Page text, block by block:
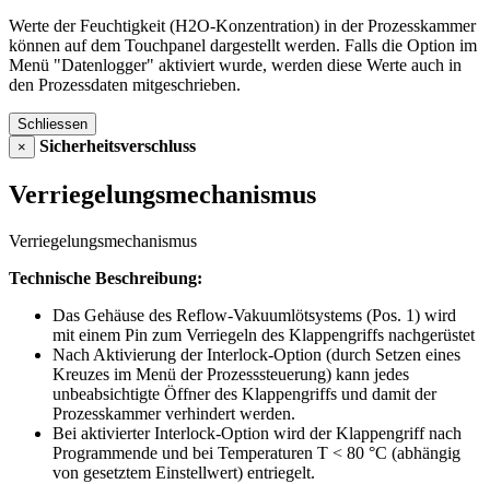
Werte der Feuchtigkeit (H2O-Konzentration) in der Prozesskammer
können auf dem Touchpanel dargestellt werden. Falls die Option im
Menü "Datenlogger" aktiviert wurde, werden diese Werte auch in
den Prozessdaten mitgeschrieben.
Schliessen
×
Sicherheitsverschluss
Verriegelungsmechanismus
Verriegelungsmechanismus
Technische Beschreibung:
Das Gehäuse des Reflow-Vakuumlötsystems (Pos. 1) wird
mit einem Pin zum Verriegeln des Klappengriffs nachgerüstet
Nach Aktivierung der Interlock-Option (durch Setzen eines
Kreuzes im Menü der Prozesssteuerung) kann jedes
unbeabsichtigte Öffner des Klappengriffs und damit der
Prozesskammer verhindert werden.
Bei aktivierter Interlock-Option wird der Klappengriff nach
Programmende und bei Temperaturen T < 80 °C (abhängig
von gesetztem Einstellwert) entriegelt.